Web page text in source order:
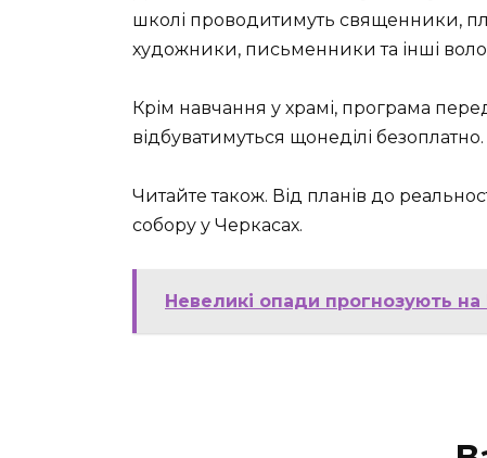
школі проводитимуть священники,
художники, письменники та інші
Крім навчання у храмі, програма
відбуватимуться щонеділі безоплатно.
Читайте також. Від планів до
собору у Черкасах.
Невеликі опади прогнозують